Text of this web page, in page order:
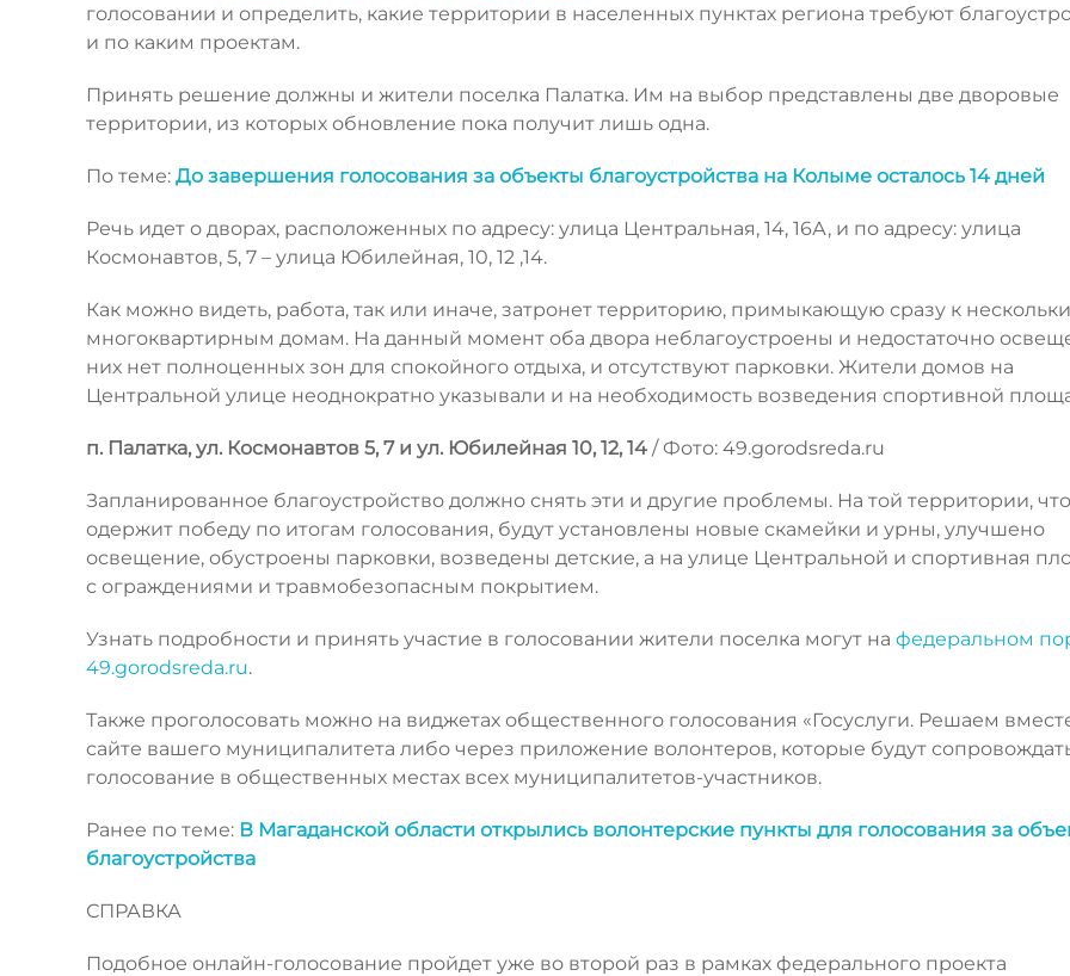
голосовании и определить, какие территории в населенных пунктах региона требуют
и по каким проектам.
Принять решение должны и жители поселка Палатка. Им на выбор представлены две дворовые
территории, из которых обновление пока получит лишь одна.
По теме: До завершения голосования за объекты благоустройства на Колыме осталось 14 дней
Речь идет о дворах, расположенных по адресу: улица Центральная, 14, 16А, и по адресу: улица
Космонавтов, 5, 7 – улица Юбилейная, 10, 12 ,14.
Как можно видеть, работа, так или иначе, затронет территорию, примыкающую сразу к
многоквартирным домам. На данный момент оба двора неблагоустроены и недостаточно
них нет полноценных зон для спокойного отдыха, и отсутствуют парковки. Жители домов на
Центральной улице неоднократно указывали и на необходимость возведения спортивной
п. Палатка, ул. Космонавтов 5, 7 и ул. Юбилейная 10, 12, 14 / Фото: 49.gorodsreda.ru
Запланированное благоустройство должно снять эти и другие проблемы. На той территории, что
одержит победу по итогам голосования, будут установлены новые скамейки и урны, улучшено
освещение, обустроены парковки, возведены детские, а на улице Центральной и спортивная
с ограждениями и травмобезопасным покрытием.
Узнать подробности и принять участие в голосовании жители поселка могут на федеральном
49.gorodsreda.ru.
Также проголосовать можно на виджетах общественного голосования «Госуслуги. Решаем
сайте вашего муниципалитета либо через приложение волонтеров, которые будут
голосование в общественных местах всех муниципалитетов-участников.
Ранее по теме: В Магаданской области открылись волонтерские пункты для голосования за
благоустройства
СПРАВКА
Подобное онлайн-голосование пройдет уже во второй раз в рамках федерального проекта